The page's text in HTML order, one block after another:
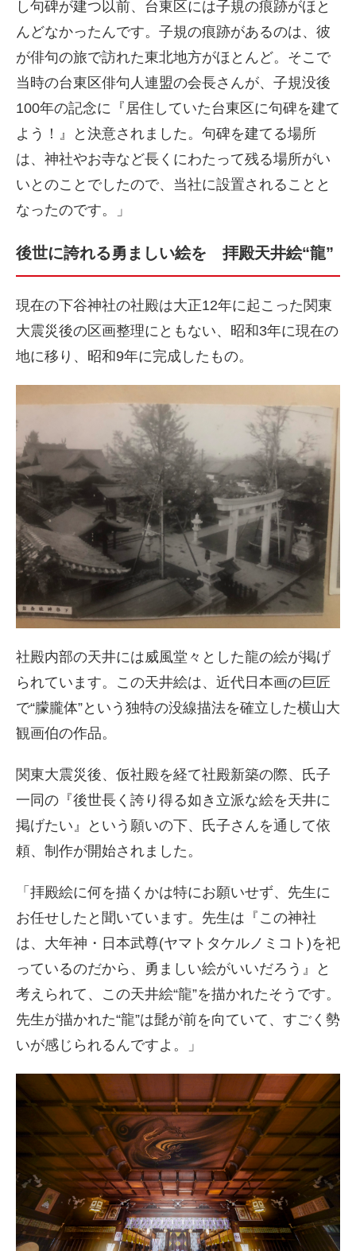
し句碑が建つ以前、台東区には子規の痕跡がほと
んどなかったんです。子規の痕跡があるのは、彼
が俳句の旅で訪れた東北地方がほとんど。そこで
当時の台東区俳句人連盟の会長さんが、子規没後
100年の記念に『居住していた台東区に句碑を建て
よう！』と決意されました。句碑を建てる場所
は、神社やお寺など長くにわたって残る場所がい
いとのことでしたので、当社に設置されることと
なったのです。」
後世に誇れる勇ましい絵を 拝殿天井絵“龍”
現在の下谷神社の社殿は大正12年に起こった関東
大震災後の区画整理にともない、昭和3年に現在の
地に移り、昭和9年に完成したもの。
社殿内部の天井には威風堂々とした龍の絵が掲げ
られています。この天井絵は、近代日本画の巨匠
で“朦朧体”という独特の没線描法を確立した横山大
観画伯の作品。
関東大震災後、仮社殿を経て社殿新築の際、氏子
一同の『後世長く誇り得る如き立派な絵を天井に
掲げたい』という願いの下、氏子さんを通して依
頼、制作が開始されました。
「拝殿絵に何を描くかは特にお願いせず、先生に
お任せしたと聞いています。先生は『この神社
は、大年神・日本武尊(ヤマトタケルノミコト)を祀
っているのだから、勇ましい絵がいいだろう』と
考えられて、この天井絵“龍”を描かれたそうです。
先生が描かれた“龍”は髭が前を向ていて、すごく勢
いが感じられるんですよ。」